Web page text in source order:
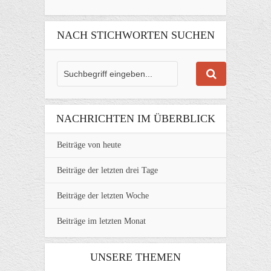
NACH STICHWORTEN SUCHEN
NACHRICHTEN IM ÜBERBLICK
Beiträge von heute
Beiträge der letzten drei Tage
Beiträge der letzten Woche
Beiträge im letzten Monat
UNSERE THEMEN